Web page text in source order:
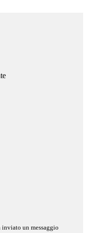
inviato un messaggio